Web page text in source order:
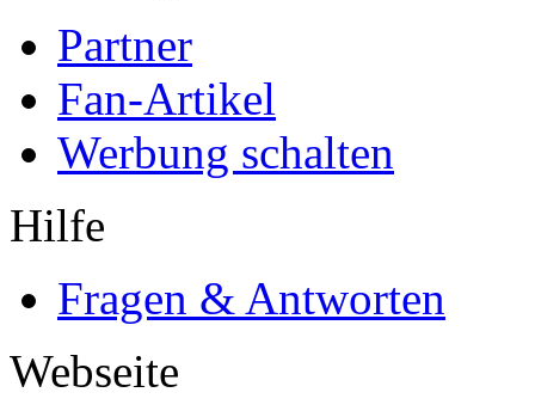
Partner
Fan-Artikel
Werbung schalten
Hilfe
Fragen & Antworten
Webseite